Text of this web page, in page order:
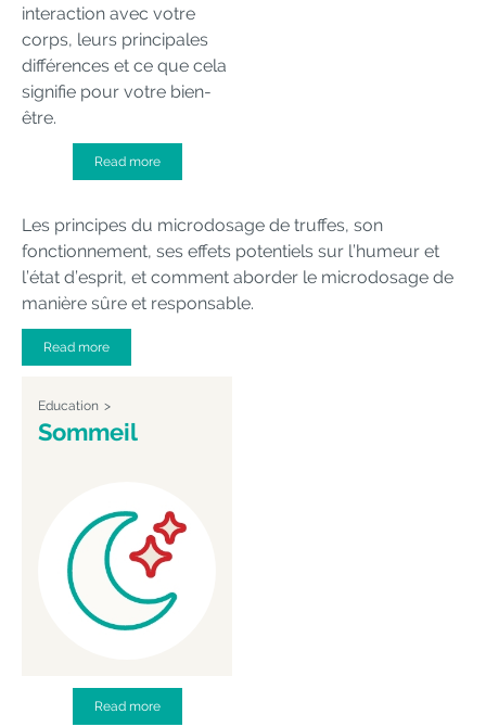
interaction avec votre
corps, leurs principales
différences et ce que cela
signifie pour votre bien-
être.
Read more
Les principes du microdosage de truffes, son
fonctionnement, ses effets potentiels sur l’humeur et
l’état d’esprit, et comment aborder le microdosage de
manière sûre et responsable.
Read more
Education
Sommeil
Read more